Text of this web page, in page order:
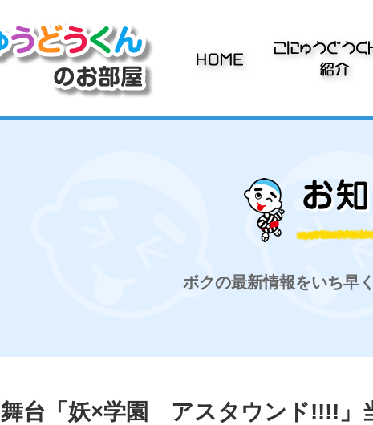
ボクの最新情報をいち早
舞台「妖×学園 アスタウンド!!!!」